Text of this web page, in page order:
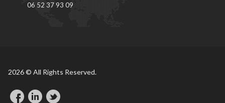
06 52 37 93 09
2026 © All Rights Reserved.